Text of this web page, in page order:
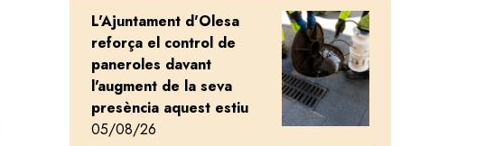
L'Ajuntament d'Olesa
reforça el control de
paneroles davant
l'augment de la seva
presència aquest estiu
05/08/26
Image